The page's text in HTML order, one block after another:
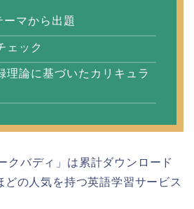
マから出題
ェック
理論に基づいたカリキュラ
クバディ」は累計ダウンロード
の人気を持つ英語学習サービス